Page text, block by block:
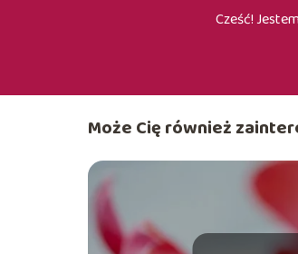
Cześć!
Może Cię również